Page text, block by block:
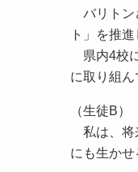
バリトン
ト」を推進
県内4校
に取り組ん
（生徒B）
私は、将
にも生かせ